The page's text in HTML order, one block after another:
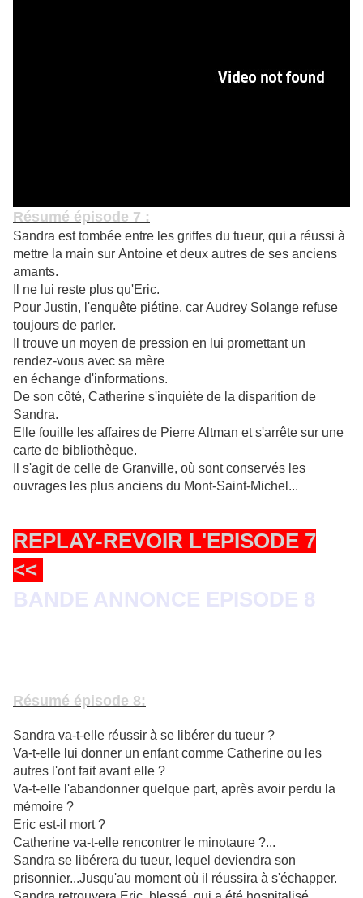
Résumé épisode 7 :
Sandra est tombée entre les griffes du tueur, qui a réussi à
mettre la main sur Antoine et deux autres de ses anciens
amants.
Il ne lui reste plus qu'Eric.
Pour Justin, l'enquête piétine, car Audrey Solange refuse
toujours de parler.
Il trouve un moyen de pression en lui promettant un
rendez-vous avec sa mère
en échange d'informations.
De son côté, Catherine s'inquiète de la disparition de
Sandra.
Elle fouille les affaires de Pierre Altman et s'arrête sur une
carte de bibliothèque.
Il s'agit de celle de Granville, où sont conservés les
ouvrages les plus anciens du Mont-Saint-Michel...
REPLAY-REVOIR L'EPISODE 7
<<
BANDE ANNONCE EPISODE 8
Résumé épisode 8:
Sandra va-t-elle réussir à se libérer du tueur ?
Va-t-elle lui donner un enfant comme Catherine ou les
autres l'ont fait avant elle ?
Va-t-elle l'abandonner quelque part, après avoir perdu la
mémoire ?
Eric est-il mort ?
Catherine va-t-elle rencontrer le minotaure ?...
Sandra se libérera du tueur, lequel deviendra son
prisonnier...Jusqu'au moment où il réussira à s'échapper.